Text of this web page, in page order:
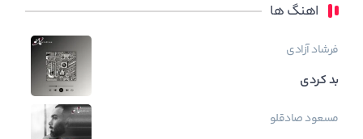
اهنگ ها
فرشاد آزادی
بد کردی
مسعود صادقلو